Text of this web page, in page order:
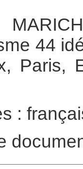
44
Paris,
: